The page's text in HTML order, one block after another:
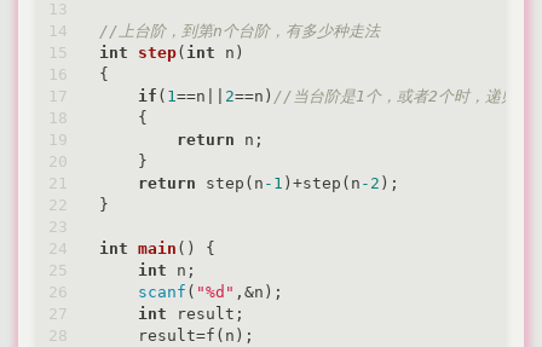
//上台阶，到第n个台阶，有多少种走法
int
step( int n)
{
if ( 1==n|| 2==n) //当台阶是1个，或者2个时，递归结
    {
return n;
    }
return step(n -1 )+step(n -2 );
}
int main ()
{
int n;
scanf ( "%d" ,&n);
int result;